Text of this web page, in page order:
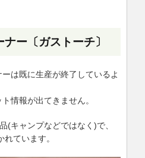
ー〔ガストーチ〕
は既に生産が終了しているよ
情報が出てきません。
(キャンプなどではなく)で、
れています。